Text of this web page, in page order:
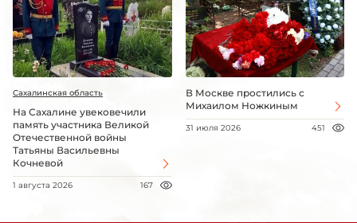
Сахалинская область
На Сахалине увековечили
память участника Великой
Отечественной войны
Татьяны Васильевны
Кочневой
1 августа 2026 167
В Москве простились с
Михаилом Ножкиным
31 июля 2026 451